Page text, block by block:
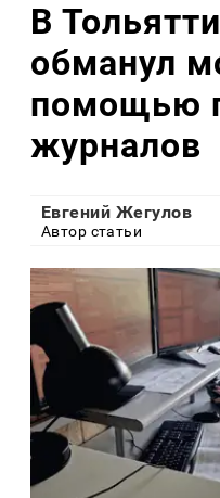
В
обманул
помощью
журналов
Евгений Жегулов
Автор статьи